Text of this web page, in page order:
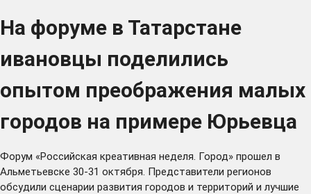
На форуме в Татарстане
ивановцы поделились
опытом преображения малых
городов на примере Юрьевца
Форум «Российская креативная неделя. Город» прошел в
Альметьевске 30-31 октября. Представители регионов
обсудили сценарии развития городов и территорий и лучшие